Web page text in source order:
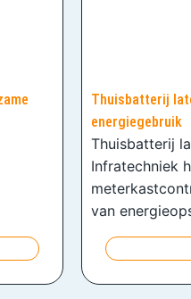
Thuisbatterij
energiegebruik
Thuisbatterij
Infratechniek
van